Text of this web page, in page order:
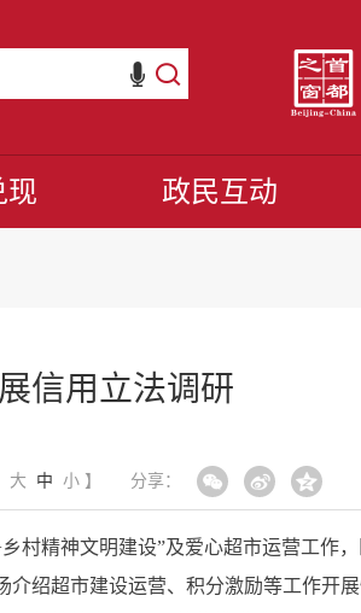
现 政民互动
信用立法调研
大 中 小】 分享：
村精神文明建设”及爱心超市运营工作，
绍超市建设运营、积分激励等工作开